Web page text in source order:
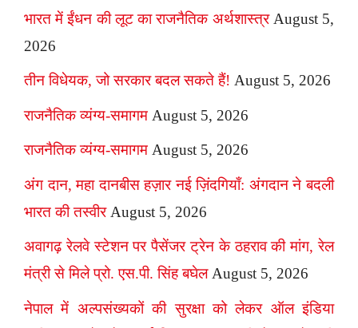
भारत में ईंधन की लूट का राजनैतिक अर्थशास्त्र August 5,
2026
तीन विधेयक, जो सरकार बदल सकते हैं! August 5, 2026
राजनैतिक व्यंग्य-समागम August 5, 2026
राजनैतिक व्यंग्य-समागम August 5, 2026
अंग दान, महा दानबीस हज़ार नई ज़िंदगियाँ: अंगदान ने बदली
भारत की तस्वीर August 5, 2026
अवागढ़ रेलवे स्टेशन पर पैसेंजर ट्रेन के ठहराव की मांग, रेल
मंत्री से मिले प्रो. एस.पी. सिंह बघेल August 5, 2026
नेपाल में अल्पसंख्यकों की सुरक्षा को लेकर ऑल इंडिया